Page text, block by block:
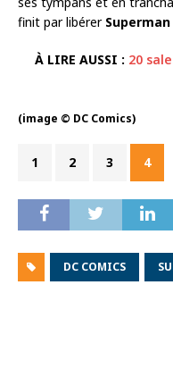
finit par libérer Superman
À LIRE AUSSI : 20
(image © DC Comics)
1 2 3 4
DC COMICS